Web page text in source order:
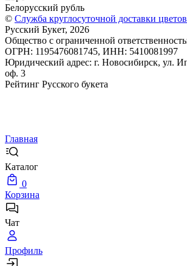
Белорусский рубль
© Служба круглосуточной доставки
Русский Букет, 2026
Общество с ограниченной
ОГРН: 1195476081745, ИНН: 5410081997
Юридический адрес: г. Новосибирск, ул.
оф. 3
Рейтинг Русского букета
Главная
Каталог
0
Корзина
Чат
Профиль